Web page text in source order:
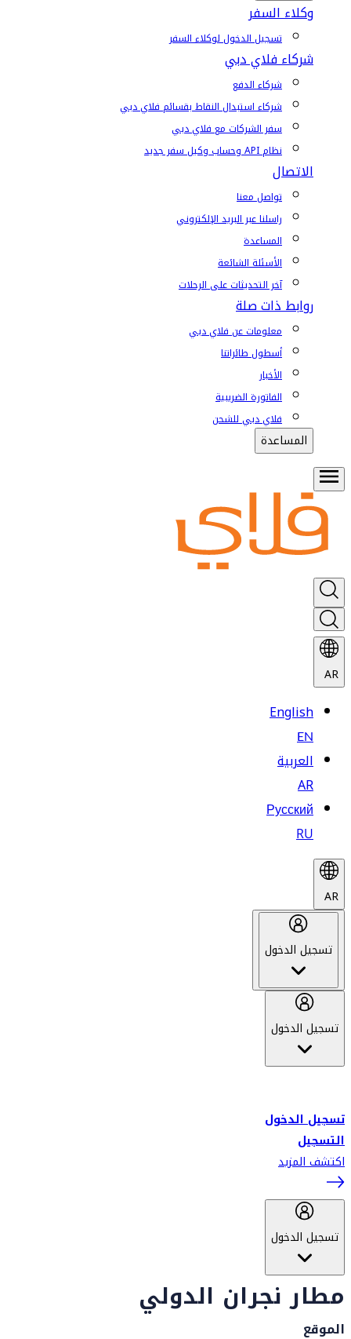
وكلاء السفر
تسجيل الدخول لوكلاء السفر
شركاء فلاي دبي
شركاء الدفع
شركاء استبدال النقاط بقسائم فلاي دبي
سفر الشركات مع فلاي دبي
نظام API وحساب وكيل سفر جديد
الاتصال
تواصل معنا
راسلنا عبر البريد الإلكتروني
المساعدة
الأسئلة الشائعة
آخر التحديثات على الرحلات
روابط ذات صلة
معلومات عن فلاي دبي
أسطول طائراتنا
الأخبار
الفاتورة الضريبية
فلاي دبي للشحن
المساعدة
AR
English
EN
العربية
AR
Русский
RU
AR
تسجيل الدخول
تسجيل الدخول
تسجيل الدخول
التسجيل
اكتشف المزيد
تسجيل الدخول
مطار نجران الدولي
الموقع